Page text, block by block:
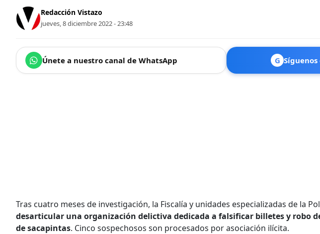
Redacción Vistazo
jueves, 8 diciembre 2022 - 23:48
Únete a nuestro canal de WhatsApp G
Tras cuatro meses de investigación, la Fiscalía y unidades especializadas de la
desarticular una organización delictiva dedicada a falsificar billetes y robo
de sacapintas. Cinco sospechosos son procesados por asociación ilícita.